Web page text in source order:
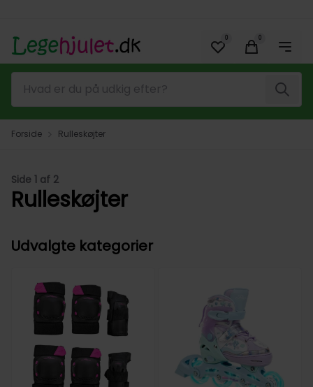
Søg
0 0
Forside Rulleskøjter
Side 1 af 2
Rulleskøjter
Udvalgte kategorier